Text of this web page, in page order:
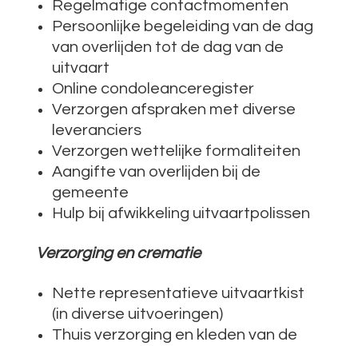
Regelmatige contactmomenten
Persoonlijke begeleiding van de dag
van overlijden tot de dag van de
uitvaart
Online condoleanceregister
Verzorgen afspraken met diverse
leveranciers
Verzorgen wettelijke formaliteiten
Aangifte van overlijden bij de
gemeente
Hulp bij afwikkeling uitvaartpolissen
Verzorging en crematie
Nette representatieve uitvaartkist
(in diverse uitvoeringen)
Thuis verzorging en kleden van de